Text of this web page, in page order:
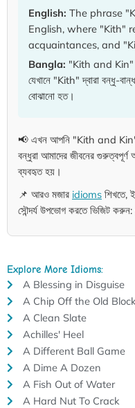
English: The phrase
English, where "Kith"
acquaintances, and
Bangla: "Kith and Kin"
যেখানে "Kith" দ্বারা বন্ধু-
বোঝানো হত।
📢 এখন আপনি "Kith and Kin"
বন্ধুরা আমাদের জীবনের
ব্যবহৃত হয়।
📌 আরও মজার idioms শিখতে,
সৌন্দর্য উপভোগ করতে ভিজিট করুন:
Explore More Idioms:
A Blessing in Disguise
A Chip Off the Old
A Clean Slate
Achilles' Heel
A Different Ball Game
A Dime A Dozen
A Fish Out of Water
A Hard Nut To Crack